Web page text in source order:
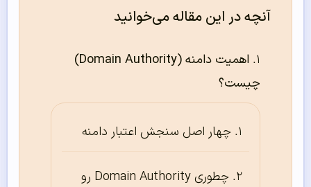
آنچه در این مقاله می‌خوانید
اهمیت دامنه (Domain Authority)
چیست؟
چهار اصل سنجش اعتبار دامنه
چطوری Domain Authority رو